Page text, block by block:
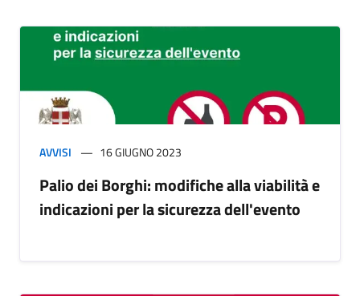
AVVISI 16 GIUGNO 2023
Palio dei Borghi: modifiche alla viabilità e
indicazioni per la sicurezza dell'evento